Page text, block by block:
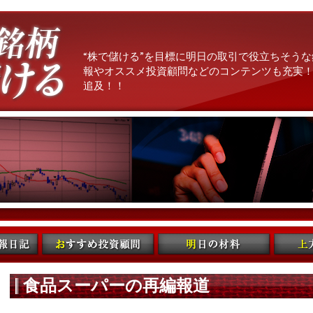
“株で儲ける”を目標に明日の取引で役立ちそう
報やオススメ投資顧問などのコンテンツも充実
追及！！
食品スーパーの再編報道